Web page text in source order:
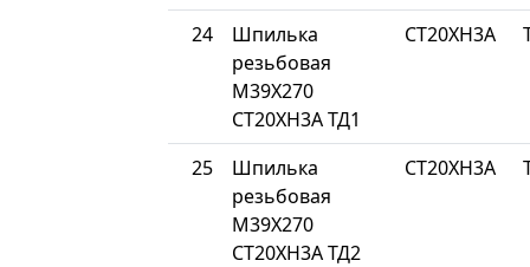
24
Шпилька
резьбовая
М39Х270
СТ20ХН3А ТД1
СТ20ХН3А
25
Шпилька
резьбовая
М39Х270
СТ20ХН3А ТД2
СТ20ХН3А